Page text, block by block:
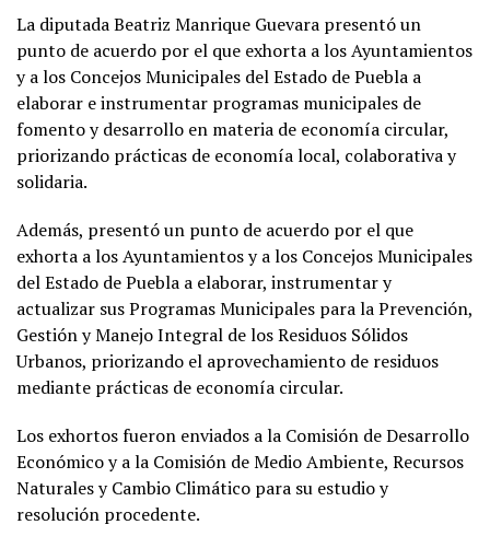
La diputada Beatriz Manrique Guevara presentó un
punto de acuerdo por el que exhorta a los Ayuntamientos
y a los Concejos Municipales del Estado de Puebla a
elaborar e instrumentar programas municipales de
fomento y desarrollo en materia de economía circular,
priorizando prácticas de economía local, colaborativa y
solidaria.
Además, presentó un punto de acuerdo por el que
exhorta a los Ayuntamientos y a los Concejos Municipales
del Estado de Puebla a elaborar, instrumentar y
actualizar sus Programas Municipales para la Prevención,
Gestión y Manejo Integral de los Residuos Sólidos
Urbanos, priorizando el aprovechamiento de residuos
mediante prácticas de economía circular.
Los exhortos fueron enviados a la Comisión de Desarrollo
Económico y a la Comisión de Medio Ambiente, Recursos
Naturales y Cambio Climático para su estudio y
resolución procedente.